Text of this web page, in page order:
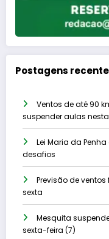
Postagens
Ventos de até 90
suspender aulas
Lei Maria da
desafios
Previsão de
sexta
Mesquita
sexta-feira (7)